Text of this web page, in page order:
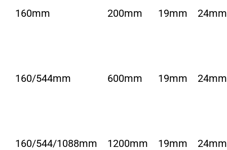
160mm 200mm 19mm 24mm
160/544mm 600mm 19mm 24mm
160/544/1088mm 1200mm 19mm 24mm